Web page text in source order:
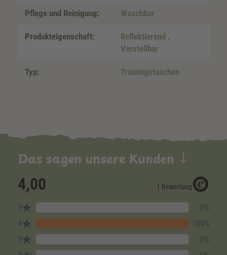
Pflege und Reinigung: Waschbar
Produkteigenschaft: Reflektierend ,
Verstellbar
Typ: Trainingstaschen
Das sagen unsere Kunden